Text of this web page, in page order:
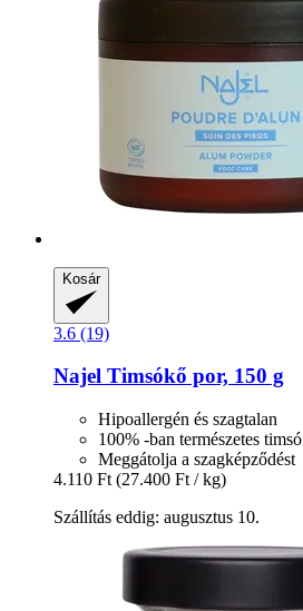
Kosár
3.6 (19)
Najel Timsókő por, 150 g
Hipoallergén és szagtalan
100% -ban természetes timsó
Meggátolja a szagképződést
4.110 Ft (27.400 Ft / kg)
Szállítás eddig: augusztus 10.